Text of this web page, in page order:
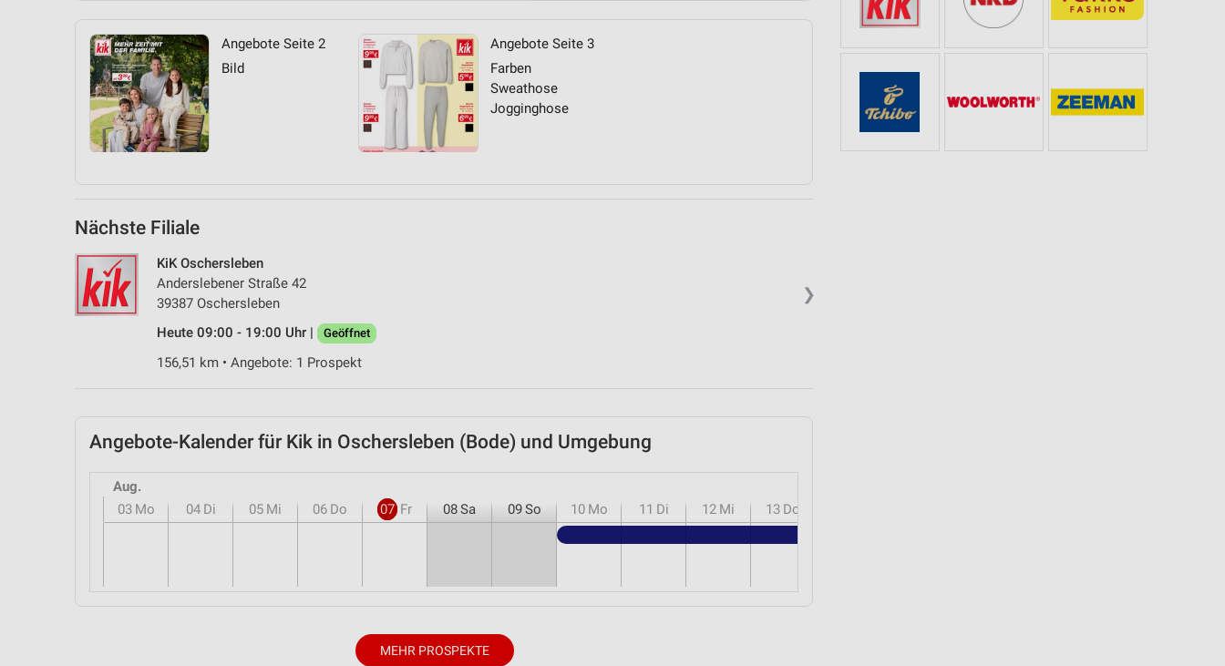
Angebote Seite 2
Bild
Angebote Seite 3
Farben
Sweathose
Jogginghose
Nächste Filiale
❯
KiK Oschersleben
Anderslebener Straße 42
39387 Oschersleben
Heute 09:00 - 19:00 Uhr |
Geöffnet
156,51 km • Angebote: 1 Prospekt
Angebote-Kalender für Kik in Oschersleben (Bode) und Umgebung
Aug.
03 Mo 04 Di 05 Mi 06 Do 07 Fr 08Sa 09So 10 Mo 11 Di 12 Mi 13 Do
MEHR PROSPEKTE